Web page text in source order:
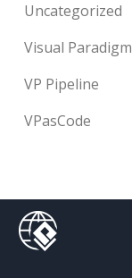
Uncategorized
Visual Paradigm
VP Pipeline
VPasCode